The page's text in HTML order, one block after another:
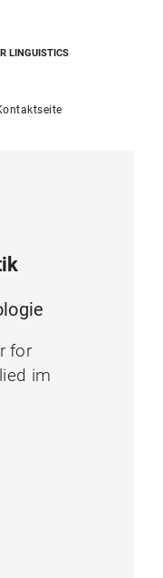
LINGUISTICS
for
im